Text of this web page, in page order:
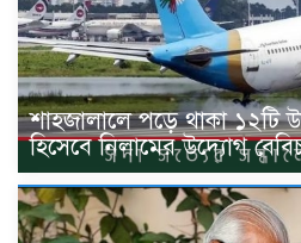
শাহজালালে পড়ে থাকা ১২টি
হিসেবে নিলামের উদ্যোগ